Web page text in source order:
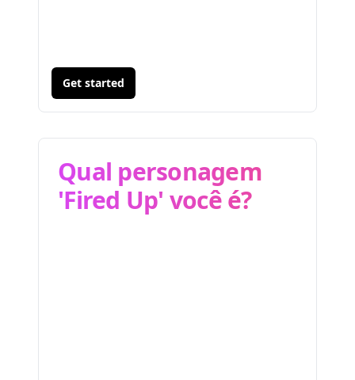
Get started
Qual personagem
'Fired Up' você é?